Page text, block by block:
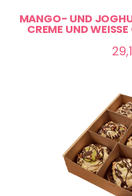
MANGO- UND
CREME UND